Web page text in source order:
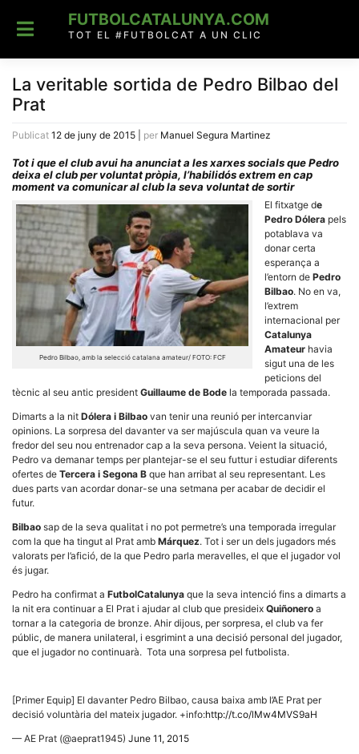
content
FUTBOLCATALUNYA.COM
TOT EL #FUTBOLCAT A UN CLIC
La veritable sortida de Pedro Bilbao del
Prat
Publicat 12 de juny de 2015 per Manuel Segura Martinez
Tot i que el club avui ha anunciat a les xarxes socials que Pedro
deixa el club per voluntat pròpia, l’habilidós extrem en cap
moment va comunicar al club la seva voluntat de sortir
Pedro Bilbao, amb la selecció catalana amateur/ FOTO: FCF
El fitxatge de
Pedro Dólera pels
potablava va
donar certa
esperança a
l’entorn de Pedro
Bilbao. No en va,
l’extrem
internacional per
Catalunya
Amateur havia
sigut una de les
peticions del
tècnic al seu antic president Guillaume de Bode la temporada passada.
Dimarts a la nit Dólera i Bilbao van tenir una reunió per intercanviar
opinions. La sorpresa del davanter va ser majúscula quan va veure la
fredor del seu nou entrenador cap a la seva persona. Veient la situació,
Pedro va demanar temps per plantejar-se el seu futtur i estudiar diferents
ofertes de Tercera i Segona B que han arribat al seu representant. Les
dues parts van acordar donar-se una setmana per acabar de decidir el
futur.
Bilbao sap de la seva qualitat i no pot permetre’s una temporada irregular
com la que ha tingut al Prat amb Márquez. Tot i ser un dels jugadors més
valorats per l’afició, de la que Pedro parla meravelles, el que el jugador vol
és jugar.
Pedro ha confirmat a FutbolCatalunya que la seva intenció fins a dimarts a
la nit era continuar a El Prat i ajudar al club que presideix Quiñonero a
tornar a la categoria de bronze. Ahir dijous, per sorpresa, el club va fer
públic, de manera unilateral, i esgrimint a una decisió personal del jugador,
que el jugador no continuarà. Tota una sorpresa pel futbolista.
[Primer Equip] El davanter Pedro Bilbao, causa baixa amb l’AE Prat per
decisió voluntària del mateix jugador. +info:http://t.co/lMw4MVS9aH
— AE Prat (@aeprat1945) June 11, 2015
Necessàries
cookies no
són
necessàries
per al
funcionament
tècnic de la
Estadístiques
Recopilem
dades
del lloc web
per a millorar
la funcionalitat